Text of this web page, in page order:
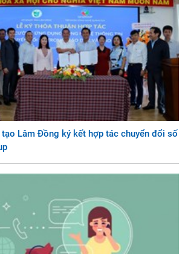
Lâm Đồng ký kết hợp tác chuyển đổi số